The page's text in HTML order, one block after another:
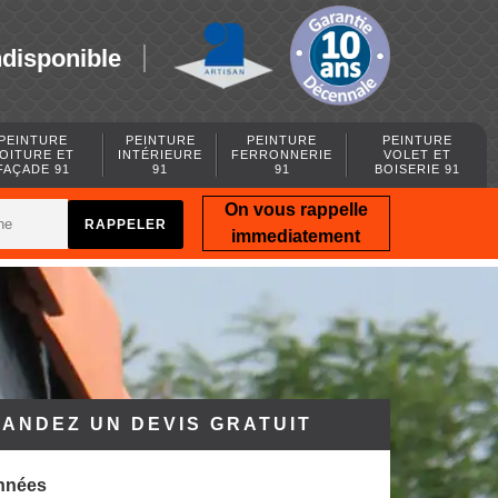
ET
91
PEINTURE
INTÉRIEURE
91
PEINTURE
FERRONNERIE
91
PEINTURE
VOLET ET
BOISERIE 91
On vous rappelle
immediatement
UN DEVIS GRATUIT